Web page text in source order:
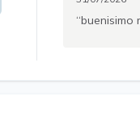
buenisimo me